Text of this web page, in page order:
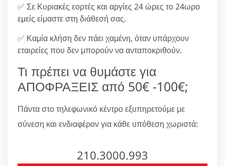
✅ Σε Κυριακές εορτές και αργίες 24 ώρες το 24ωρο
εμείς είμαστε στη διάθεσή σας.
✅ Καμία κλήση δεν πάει χαμένη, όταν υπάρχουν
εταιρείες που δεν μπορούν να ανταποκριθούν.
Τι πρέπει να θυμάστε για
ΑΠΟΦΡΑΞΕΙΣ από 50€ -100€;
Πάντα στο τηλεφωνικό κέντρο εξυπηρετούμε με
σύνεση και ενδιαφέρον για κάθε υπόθεση χωριστά:
210.3000.993